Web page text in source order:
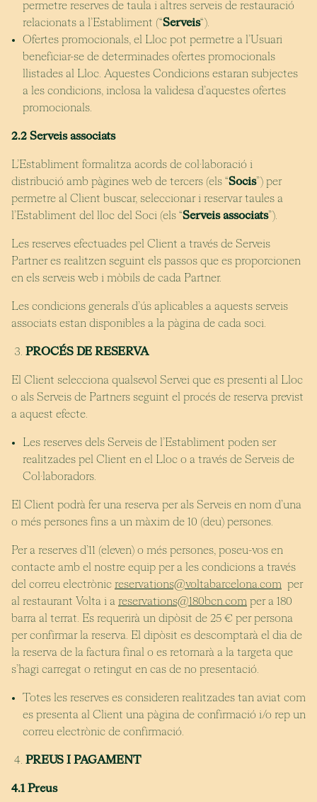
permetre reserves de taula i altres serveis de restauració
relacionats a l’Establiment (“Serveis“).
Ofertes promocionals, el Lloc pot permetre a l’Usuari
beneficiar-se de determinades ofertes promocionals
llistades al Lloc. Aquestes Condicions estaran subjectes
a les condicions, inclosa la validesa d’aquestes ofertes
promocionals.
2.2 Serveis associats
L’Establiment formalitza acords de col·laboració i
distribució amb pàgines web de tercers (els “Socis”) per
permetre al Client buscar, seleccionar i reservar taules a
l’Establiment del lloc del Soci (els “Serveis associats”).
Les reserves efectuades pel Client a través de Serveis
Partner es realitzen seguint els passos que es proporcionen
en els serveis web i mòbils de cada Partner.
Les condicions generals d’ús aplicables a aquests serveis
associats estan disponibles a la pàgina de cada soci.
PROCÉS DE RESERVA
El Client selecciona qualsevol Servei que es presenti al Lloc
o als Serveis de Partners seguint el procés de reserva previst
a aquest efecte.
Les reserves dels Serveis de l’Establiment poden ser
realitzades pel Client en el Lloc o a través de Serveis de
Col·laboradors.
El Client podrà fer una reserva per als Serveis en nom d’una
o més persones fins a un màxim de 10 (deu) persones.
Per a reserves d’11 (eleven) o més persones, poseu-vos en
contacte amb el nostre equip per a les condicions a través
del correu electrònic reservations@voltabarcelona.com per
al restaurant Volta i a reservations@180bcn.com per a 180
barra al terrat. Es requerirà un dipòsit de 25 € per persona
per confirmar la reserva. El dipòsit es descomptarà el dia de
la reserva de la factura final o es retornarà a la targeta que
s’hagi carregat o retingut en cas de no presentació.
Totes les reserves es consideren realitzades tan aviat com
es presenta al Client una pàgina de confirmació i/o rep un
correu electrònic de confirmació.
PREUS I PAGAMENT
4.1 Preus